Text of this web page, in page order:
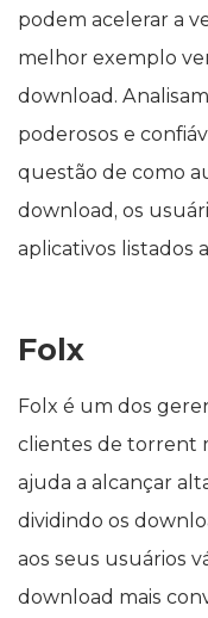
podem acelerar a
melhor exemplo
download.
poderosos e
questão de como
download, os
aplicativos listados
Folx
Folx é um dos
clientes de torrent
ajuda a alcançar
dividindo os
aos seus usuários
download mais